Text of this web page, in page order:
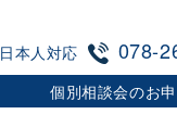
日本人対応 078-
個別相談会のお